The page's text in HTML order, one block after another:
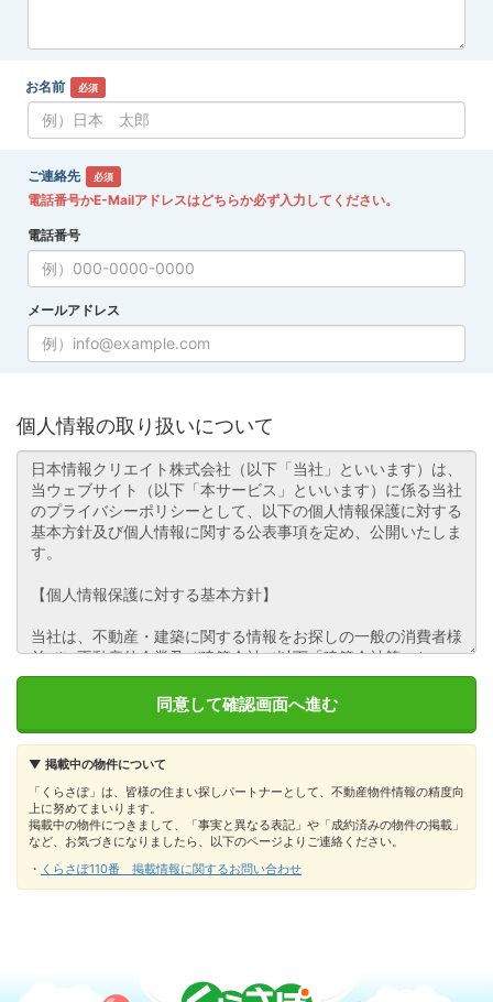
お名前 必須
ご連絡先 必須
電話番号かE-Mailアドレスはどちらか必ず入力してください。
電話番号
メールアドレス
個人情報の取り扱いについて
▼ 掲載中の物件について
「くらさぽ」は、皆様の住まい探しパートナーとして、不動産物件情報の精度向
上に努めてまいります。
掲載中の物件につきまして、「事実と異なる表記」や「成約済みの物件の掲載」
など、お気づきになりましたら、以下のページよりご連絡ください。
・ くらさぽ110番 掲載情報に関するお問い合わせ